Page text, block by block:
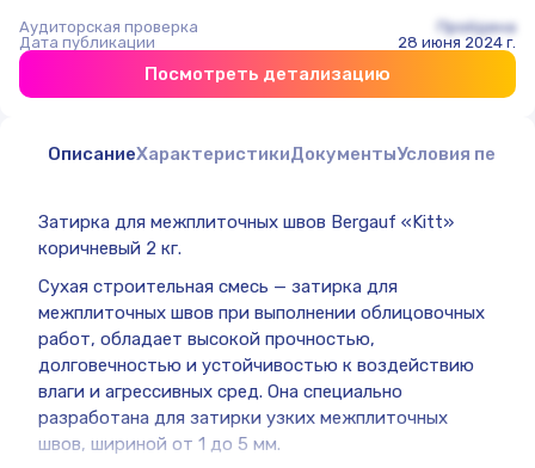
Аудиторская проверка
Пройдена
Дата публикации
28 июня 2024 г.
Посмотреть детализацию
ОписаниеХарактеристикиДокументыУсловия
Затирка для межплиточных швов Bergauf «Kitt»
коричневый 2 кг.
Сухая строительная смесь — затирка для
межплиточных швов при выполнении облицовочных
работ, обладает высокой прочностью,
долговечностью и устойчивостью к воздействию
влаги и агрессивных сред. Она специально
разработана для затирки узких межплиточных
швов, шириной от 1 до 5 мм.